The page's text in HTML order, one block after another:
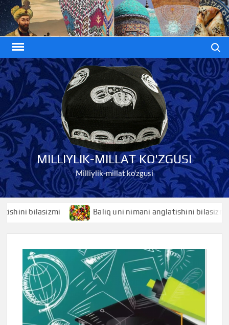
Skip
to
content
MILLIYLIK-MILLAT KO'ZGUSI
Milliylik-millat ko'zgusi
bilasizmi Baliq uni nimani anglatishini bilasizmi